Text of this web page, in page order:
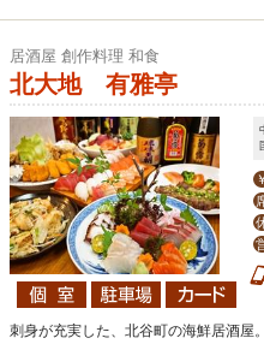
居酒屋 創作料理 和食
北大地 有雅亭
刺身が充実した、北谷町の海鮮居酒屋